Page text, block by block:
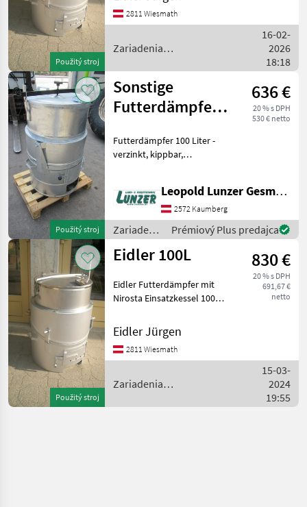
Sonstige
2
MARKETPLACE
Marketplace
Ponuky
predajcov
Použitý stroj
Explosionsklappe,
Rauchrohranschluß 120mm
potravinárske
2811 Wiesmath
Zariadenia
priemyslu / Eidler
16-02-
2026
18:18
Použitý stroj
Sonstige
Futterdämpfer
636 €
20 % s DPH
530 € netto
Futterdämpfer 100 Liter -
verzinkt, kippbar,
Dampfverteiler,
Aschenlade. Zariadenia
potravinárskeho priemyslu
Parovač krmiva
Leopold Lunzer GesmbH
2572 Kaumberg
Zariadenia
potravinárskeho
priemyslu
Prémiový Plus predajca
Použitý stroj
Eidler 100L 830 €
20 % s DPH
691,67 €
netto
Eidler Futterdämpfer mit
Nirosta Einsatzkessel 100L,
Druckdeckel mit
Explosionsklappe,
Rauchrohranschluß 120mm
potravinárske
Eidler Jürgen
2811 Wiesmath
Zariadenia
priemyslu / Eidler
15-03-
2024
19:55